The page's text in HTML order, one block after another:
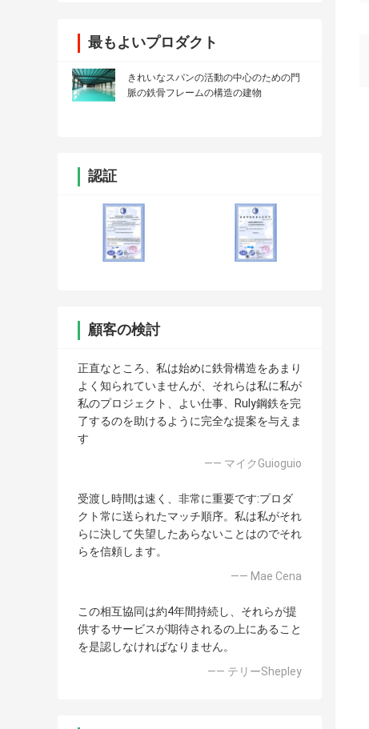
最もよいプロダクト
きれいなスパンの活動の中心のための門
脈の鉄骨フレームの構造の建物
認証
顧客の検討
正直なところ、私は始めに鉄骨構造をあまり
よく知られていませんが、それらは私に私が
私のプロジェクト、よい仕事、Ruly鋼鉄を完
了するのを助けるように完全な提案を与えま
す
—— マイクGuioguio
受渡し時間は速く、非常に重要です:プロダ
クト常に送られたマッチ順序。私は私がそれ
らに決して失望したあらないことはのでそれ
らを信頼します。
—— Mae Cena
この相互協同は約4年間持続し、それらが提
供するサービスが期待されるの上にあること
を是認しなければなりません。
—— テリーShepley